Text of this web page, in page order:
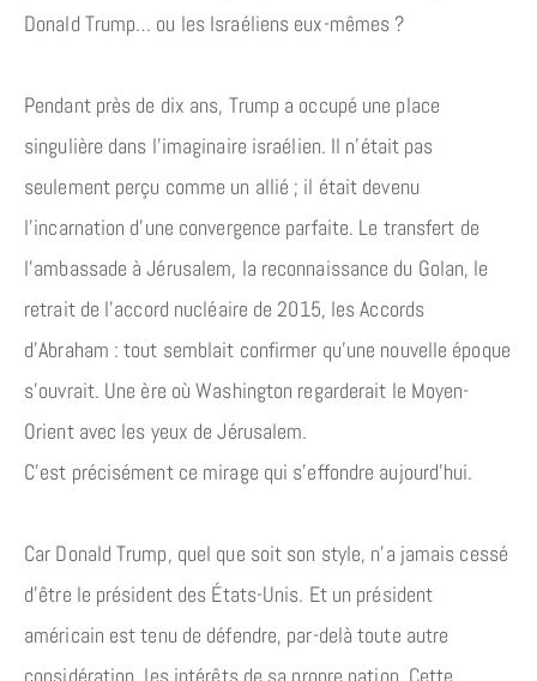
Donald Trump… ou les Israéliens eux-mêmes ?
Pendant près de dix ans, Trump a occupé une place
singulière dans l’imaginaire israélien. Il n’était pas
seulement perçu comme un allié ; il était devenu
l’incarnation d’une convergence parfaite. Le transfert de
l’ambassade à Jérusalem, la reconnaissance du Golan, le
retrait de l’accord nucléaire de 2015, les Accords
d’Abraham : tout semblait confirmer qu’une nouvelle époque
s’ouvrait. Une ère où Washington regarderait le Moyen-
Orient avec les yeux de Jérusalem.
C’est précisément ce mirage qui s’effondre aujourd’hui.
Car Donald Trump, quel que soit son style, n’a jamais cessé
d’être le président des États-Unis. Et un président
américain est tenu de défendre, par-delà toute autre
considération, les intérêts de sa propre nation. Cette